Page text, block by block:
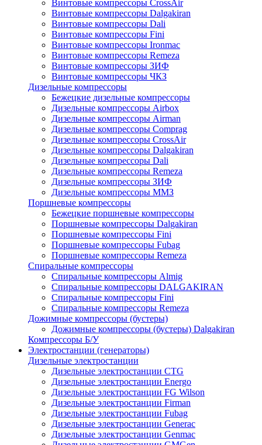
Винтовые компрессоры CrossAir
Винтовые компрессоры Dalgakiran
Винтовые компрессоры Dali
Винтовые компрессоры Fini
Винтовые компрессоры Ironmac
Винтовые компрессоры Remeza
Винтовые компрессоры ЗИФ
Винтовые компрессоры ЧКЗ
Дизельные компрессоры
Бежецкие дизельные компрессоры
Дизельные компрессоры Airbox
Дизельные компрессоры Airman
Дизельные компрессоры Comprag
Дизельные компрессоры CrossAir
Дизельные компрессоры Dalgakiran
Дизельные компрессоры Dali
Дизельные компрессоры Remeza
Дизельные компрессоры ЗИФ
Дизельные компрессоры ММЗ
Поршневые компрессоры
Бежецкие поршневые компрессоры
Поршневые компрессоры Dalgakiran
Поршневые компрессоры Fini
Поршневые компрессоры Fubag
Поршневые компрессоры Remeza
Спиральные компрессоры
Спиральные компрессоры Almig
Спиральные компрессоры DALGAKIRAN
Спиральные компрессоры Fini
Спиральные компрессоры Remeza
Дожимные компрессоры (бустеры)
Дожимные компрессоры (бустеры) Dalgakiran
Компрессоры Б/У
Электростанции (генераторы)
Дизельные электростанции
Дизельные электростанции CTG
Дизельные электростанции Energo
Дизельные электростанции FG Wilson
Дизельные электростанции Firman
Дизельные электростанции Fubag
Дизельные электростанции Generac
Дизельные электростанции Genmac